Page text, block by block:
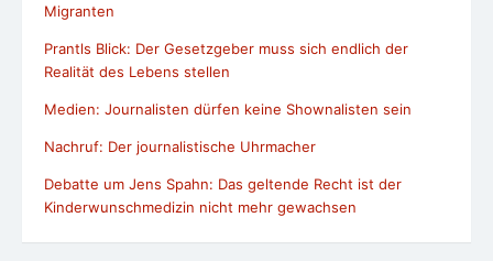
Migranten
Prantls Blick: Der Gesetzgeber muss sich endlich der
Realität des Lebens stellen
Medien: Journalisten dürfen keine Shownalisten sein
Nachruf: Der journalistische Uhrmacher
Debatte um Jens Spahn: Das geltende Recht ist der
Kinderwunschmedizin nicht mehr gewachsen